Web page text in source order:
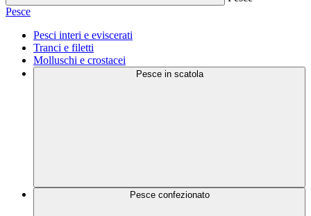
Pesce
Pesci interi e eviscerati
Tranci e filetti
Molluschi e crostacei
Pesce in scatola
Pesce confezionato